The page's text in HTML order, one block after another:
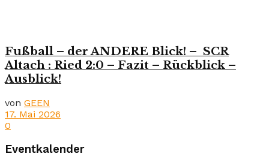
Fußball – der ANDERE Blick! – SCR
Altach : Ried 2:0 – Fazit – Rückblick –
Ausblick!
von GEEN
17. Mai 2026
0
Eventkalender